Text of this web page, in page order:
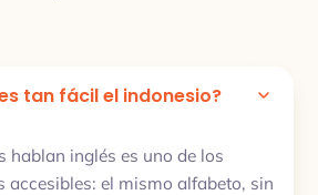
tan fácil el indonesio?
hablan inglés es uno de los
accesibles: el mismo alfabeto, sin